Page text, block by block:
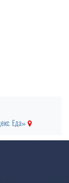
Еда»